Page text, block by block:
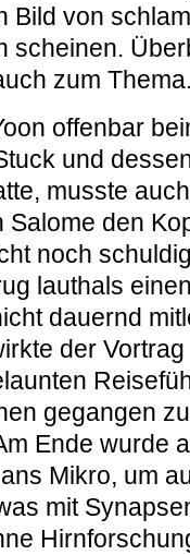
Bild von
scheinen.
zum Thema.
offenbar
und
musste
Salome den
noch
lauthals
dauernd
der
gegangen
Ende wurde
Mikro, um
mit